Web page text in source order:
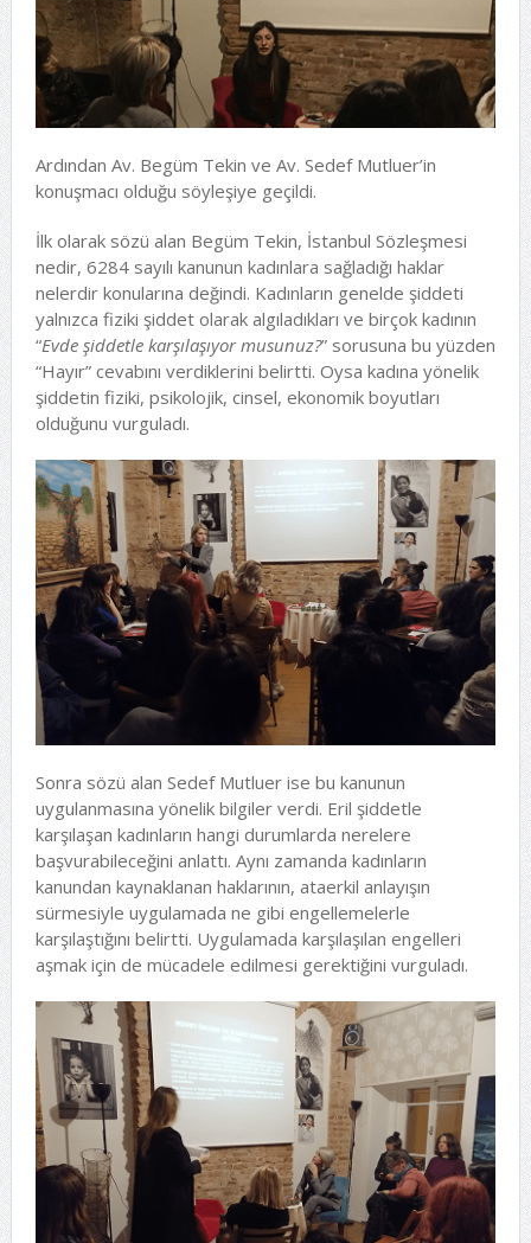
Ardından Av. Begüm Tekin ve Av. Sedef Mutluer’in
konuşmacı olduğu söyleşiye geçildi.
İlk olarak sözü alan Begüm Tekin, İstanbul Sözleşmesi
nedir, 6284 sayılı kanunun kadınlara sağladığı haklar
nelerdir konularına değindi. Kadınların genelde şiddeti
yalnızca fiziki şiddet olarak algıladıkları ve birçok kadının
“Evde şiddetle karşılaşıyor musunuz?” sorusuna bu yüzden
“Hayır” cevabını verdiklerini belirtti. Oysa kadına yönelik
şiddetin fiziki, psikolojik, cinsel, ekonomik boyutları
olduğunu vurguladı.
Sonra sözü alan Sedef Mutluer ise bu kanunun
uygulanmasına yönelik bilgiler verdi. Eril şiddetle
karşılaşan kadınların hangi durumlarda nerelere
başvurabileceğini anlattı. Aynı zamanda kadınların
kanundan kaynaklanan haklarının, ataerkil anlayışın
sürmesiyle uygulamada ne gibi engellemelerle
karşılaştığını belirtti. Uygulamada karşılaşılan engelleri
aşmak için de mücadele edilmesi gerektiğini vurguladı.